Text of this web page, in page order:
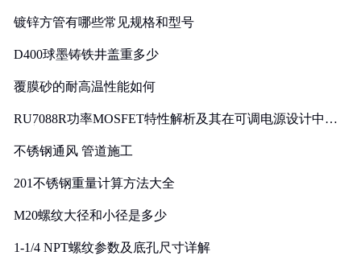
镀锌方管有哪些常见规格和型号
D400球墨铸铁井盖重多少
覆膜砂的耐高温性能如何
RU7088R功率MOSFET特性解析及其在可调电源设计中的
不锈钢通风 管道施工
201不锈钢重量计算方法大全
M20螺纹大径和小径是多少
1-1/4 NPT螺纹参数及底孔尺寸详解